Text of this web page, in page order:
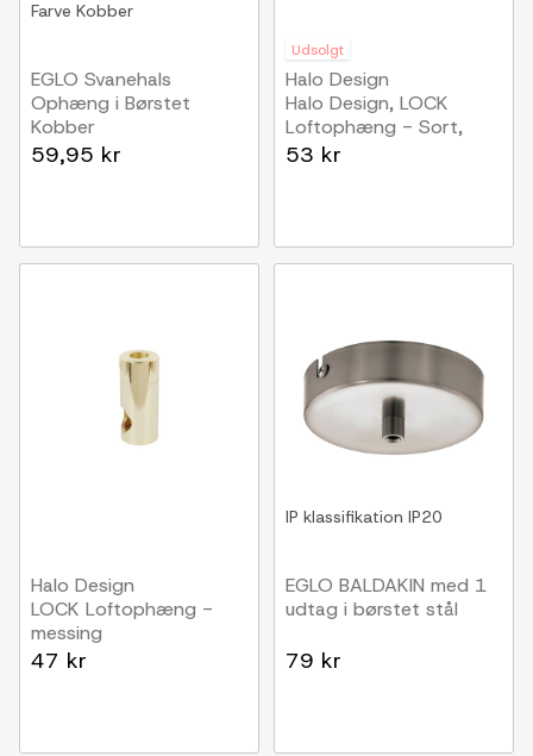
Farve Kobber
EGLO Svanehals
Ophæng i Børstet
Kobber
59,95 kr
Udsolgt
Halo Design
Halo Design, LOCK
Loftophæng - Sort,
metal
53 kr
Halo Design
LOCK Loftophæng -
messing
47 kr
IP klassifikation IP20
EGLO BALDAKIN med 1
udtag i børstet stål
79 kr